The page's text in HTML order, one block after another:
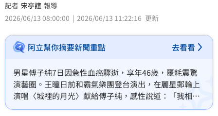
記者 宋亭誼 報導
2026/06/13 08:00:00
2026/06/13 11:22:16 更新
阿立幫你摘要新聞重點 去看看
男星傅子純7日因急性血癌驟逝，享年46歲，噩耗震驚
演藝圈。王瞳日前和霸氣樂團登台演出，在麗星郵輪上
演唱〈城裡的月光〉獻給傅子純，感性說道：「我相信
人生的道路上，月有陰晴圓缺、人有悲歡離合，一些無